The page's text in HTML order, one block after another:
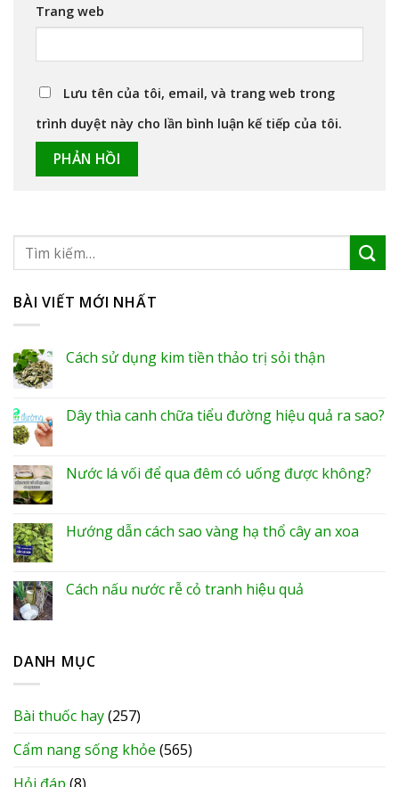
Trang web
Lưu tên của tôi, email, và trang web trong
trình duyệt này cho lần bình luận kế tiếp của tôi.
BÀI VIẾT MỚI NHẤT
Cách sử dụng kim tiền thảo trị sỏi thận
Dây thìa canh chữa tiểu đường hiệu quả ra sao?
Nước lá vối để qua đêm có uống được không?
Hướng dẫn cách sao vàng hạ thổ cây an xoa
Cách nấu nước rễ cỏ tranh hiệu quả
DANH MỤC
Bài thuốc hay(257)
Cẩm nang sống khỏe (565)
Hỏi đáp (8)